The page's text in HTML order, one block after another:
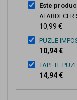
Este
10,99 €
PUZLE
10,94 €
TAPETE
14,94 €